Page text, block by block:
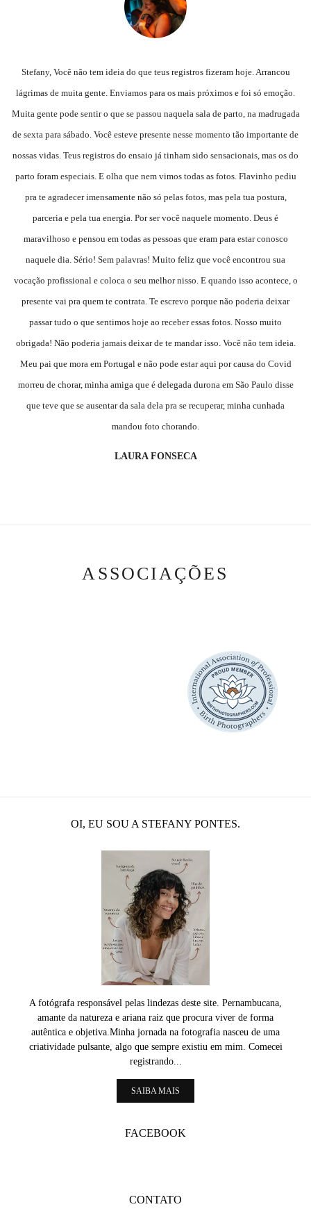
Stefany, Você não tem ideia do que teus registros fizeram hoje. Arrancou
lágrimas de muita gente. Enviamos para os mais próximos e foi só emoção.
Muita gente pode sentir o que se passou naquela sala de parto, na madrugada
de sexta para sábado. Você esteve presente nesse momento tão importante de
nossas vidas. Teus registros do ensaio já tinham sido sensacionais, mas os do
parto foram especiais. E olha que nem vimos todas as fotos. Flavinho pediu
pra te agradecer imensamente não só pelas fotos, mas pela tua postura,
parceria e pela tua energia. Por ser você naquele momento. Deus é
maravilhoso e pensou em todas as pessoas que eram para estar conosco
naquele dia. Sério! Sem palavras! Muito feliz que você encontrou sua
vocação profissional e coloca o seu melhor nisso. E quando isso acontece, o
presente vai pra quem te contrata. Te escrevo porque não poderia deixar
passar tudo o que sentimos hoje ao receber essas fotos. Nosso muito
obrigada! Não poderia jamais deixar de te mandar isso. Você não tem ideia.
Meu pai que mora em Portugal e não pode estar aqui por causa do Covid
morreu de chorar, minha amiga que é delegada durona em São Paulo disse
que teve que se ausentar da sala dela pra se recuperar, minha cunhada
mandou foto chorando.
LAURA FONSECA
ASSOCIAÇÕES
OI, EU SOU A STEFANY PONTES.
A fotógrafa responsável pelas lindezas deste site. Pernambucana,
amante da natureza e ariana raiz que procura viver de forma
autêntica e objetiva.Minha jornada na fotografia nasceu de uma
criatividade pulsante, algo que sempre existiu em mim. Comecei
registrando...
SAIBA MAIS
FACEBOOK
CONTATO